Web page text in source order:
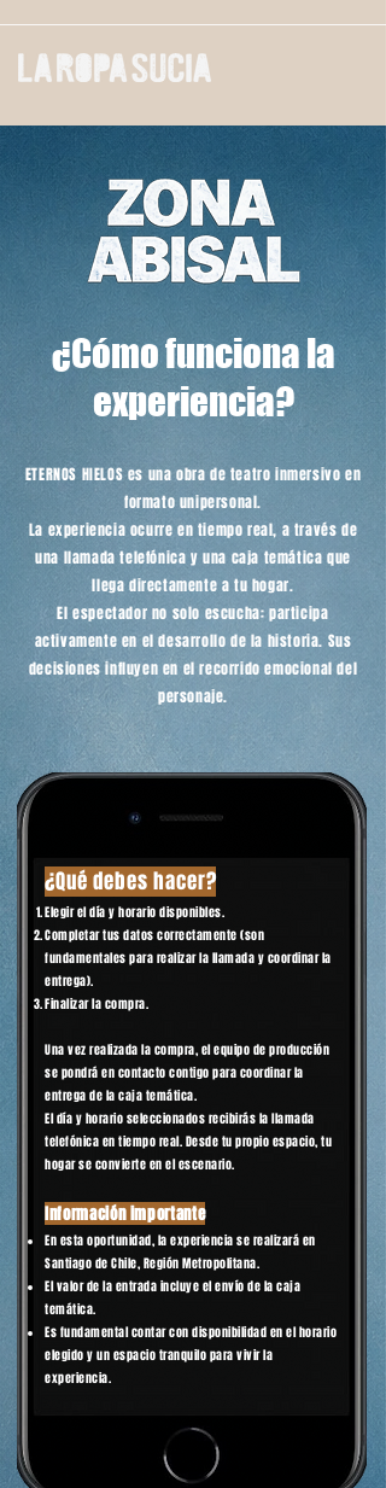
¿Cómo funciona la
experiencia?
ETERNOS HIELOS es una obra de teatro inmersivo en
formato unipersonal.
La experiencia ocurre en tiempo real, a través de
una llamada telefónica y una caja temática que
llega directamente a tu hogar.
El espectador no solo escucha: participa
activamente en el desarrollo de la historia. Sus
decisiones influyen en el recorrido emocional del
personaje.
¿Qué debes hacer?
Elegir el día y horario disponibles.
Completar tus datos correctamente (son
fundamentales para realizar la llamada y coordinar la
entrega).
Finalizar la compra.
Una vez realizada la compra, el equipo de producción
se pondrá en contacto contigo para coordinar la
entrega de la caja temática.
El día y horario seleccionados recibirás la llamada
telefónica en tiempo real. Desde tu propio espacio, tu
hogar se convierte en el escenario.
Información importante
En esta oportunidad, la experiencia se realizará en
Santiago de Chile, Región Metropolitana.
El valor de la entrada incluye el envío de la caja
temática.
Es fundamental contar con disponibilidad en el horario
elegido y un espacio tranquilo para vivir la
experiencia.